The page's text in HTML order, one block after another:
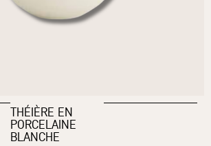
THÉIÈRE EN
PORCELAINE
BLANCHE